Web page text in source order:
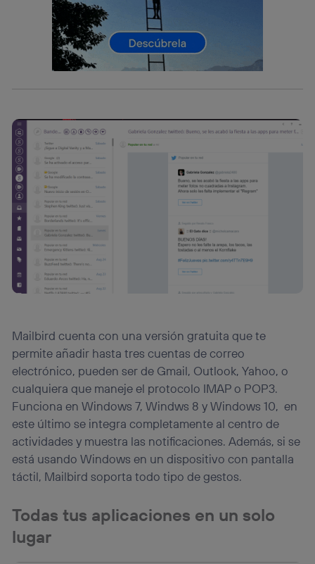
Mailbird cuenta con una versión gratuita que te
permite añadir hasta tres cuentas de correo
electrónico, pueden ser de Gmail, Outlook, Yahoo, o
cualquiera que maneje el protocolo IMAP o POP3.
Funciona en Windows 7, Windws 8 y Windows 10, en
este último se integra completamente al centro de
actividades y muestra las notificaciones. Además, si se
está usando Windows en un dispositivo con pantalla
táctil, Mailbird soporta todo tipo de gestos.
Todas tus aplicaciones en un solo
lugar
telecomunicaciones vinculada a la conexión que utilizas
(p. ej., número de teléfono móvil).
Este identificador se asigna a la conexión de internet, por
lo que cualquier persona que conecte su dispositivo y
consienta el uso de la tecnología recibirá el mismo
actividades de navegación de los miembros del hogar
que hayan dado su consentimiento.
Si utilizas
datos móviles
, el marketing será más
personalizado, ya que se basará únicamente en la
navegación del usuario del móvil.
Puedes gestionar los consentimientos Utiq seleccionando
“Administrar Utiq” en la parte inferior de esta página web o
visitando el
portal de privacidad de Utiq
(“consenthub”)
. Para más información, consulta
política de privacidad de Utiq.